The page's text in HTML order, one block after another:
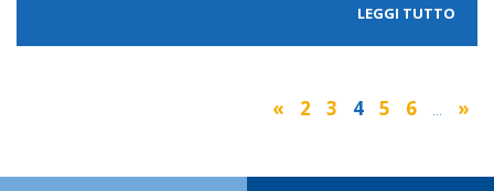
LEGGI TUTTO
« 2 3 4 5 6 ... »